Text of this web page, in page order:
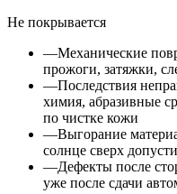
Не покрывается
—Механические
прожоги, затяжки,
—Последствия
химия, абразивные
по чистке кожи
—Выгорание
солнце сверх
—Дефекты после
уже после сдачи